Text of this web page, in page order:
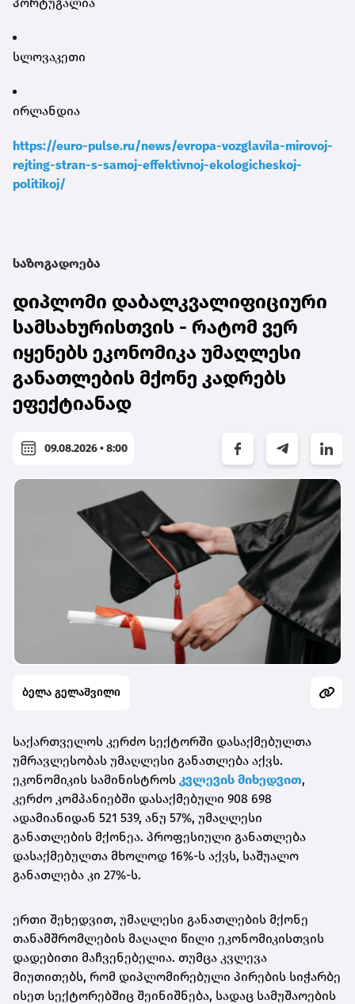
პორტუგალია
სლოვაკეთი
ირლანდია
https://euro-pulse.ru/news/evropa-vozglavila-mirovoj-
rejting-stran-s-samoj-effektivnoj-ekologicheskoj-
politikoj/
საზოგადოება
დიპლომი დაბალკვალიფიციური
სამსახურისთვის - რატომ ვერ
იყენებს ეკონომიკა უმაღლესი
განათლების მქონე კადრებს
ეფექტიანად
09.08.2026 • 8:00
ბელა გელაშვილი
საქართველოს კერძო სექტორში დასაქმებულთა
უმრავლესობას უმაღლესი განათლება აქვს.
ეკონომიკის სამინისტროს კვლევის მიხედვით,
კერძო კომპანიებში დასაქმებული 908 698
ადამიანიდან 521 539, ანუ 57%, უმაღლესი
განათლების მქონეა. პროფესიული განათლება
დასაქმებულთა მხოლოდ 16%-ს აქვს, საშუალო
განათლება კი 27%-ს.
ერთი შეხედვით, უმაღლესი განათლების მქონე
თანამშრომლების მაღალი წილი ეკონომიკისთვის
დადებითი მაჩვენებელია. თუმცა კვლევა
მიუთითებს, რომ დიპლომირებული პირების სიჭარბე
ისეთ სექტორებშიც შეინიშნება, სადაც სამუშაოების